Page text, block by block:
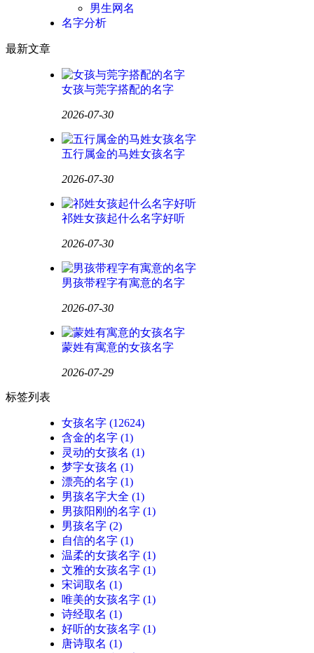
男生网名
名字分析
最新文章
女孩与莞字搭配的名字
2026-07-30
五行属金的马姓女孩名字
2026-07-30
祁姓女孩起什么名字好听
2026-07-30
男孩带程字有寓意的名字
2026-07-30
蒙姓有寓意的女孩名字
2026-07-29
标签列表
女孩名字 (12624)
含金的名字 (1)
灵动的女孩名 (1)
梦字女孩名 (1)
漂亮的名字 (1)
男孩名字大全 (1)
男孩阳刚的名字 (1)
男孩名字 (2)
自信的名字 (1)
温柔的女孩名字 (1)
文雅的女孩名字 (1)
宋词取名 (1)
唯美的女孩名字 (1)
诗经取名 (1)
好听的女孩名字 (1)
唐诗取名 (1)